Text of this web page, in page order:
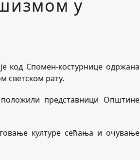
у
код Спомен-костурнице одржана
светском рату.
представници Општине
културе сећања и очување